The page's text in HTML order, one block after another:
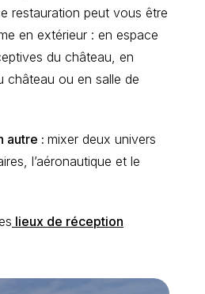
restauration peut vous être
en extérieur : en espace
du château, en
château ou en salle de
autre : mixer deux univers
l’aéronautique et le
lieux de réception